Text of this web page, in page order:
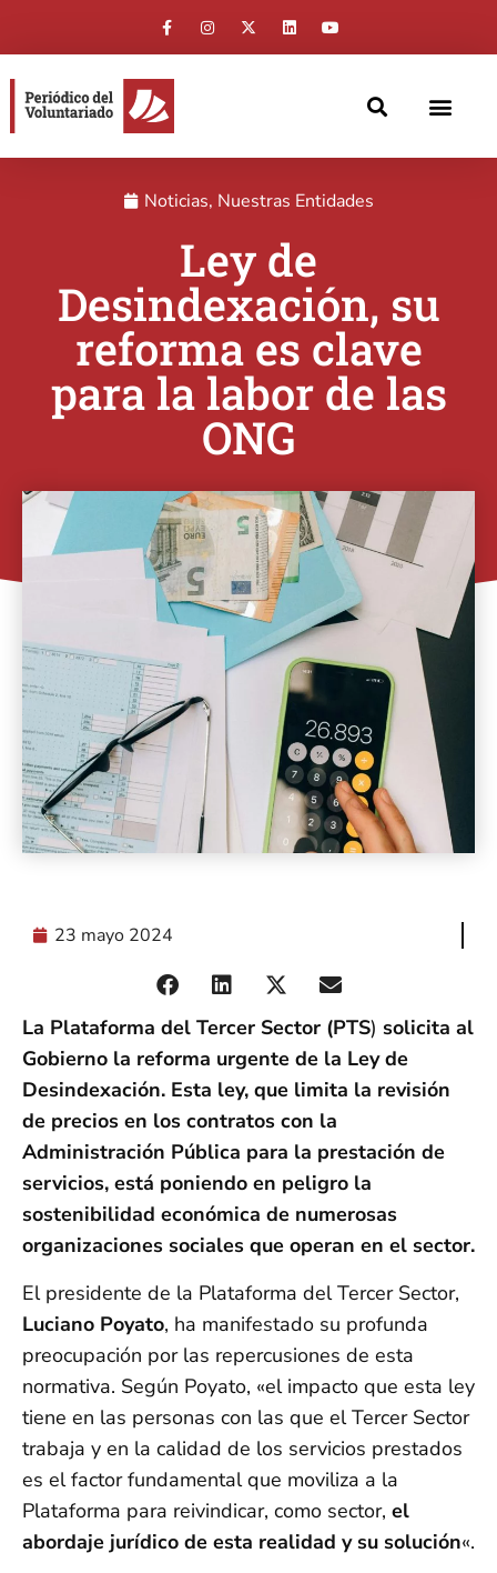
Noticias, Nuestras Entidades
Ley de
Desindexación, su
reforma es clave
para la labor de las
ONG
23 mayo 2024
La Plataforma del Tercer Sector (PTS) solicita al
Gobierno la reforma urgente de la Ley de
Desindexación. Esta ley, que limita la revisión
de precios en los contratos con la
Administración Pública para la prestación de
servicios, está poniendo en peligro la
sostenibilidad económica de numerosas
organizaciones sociales que operan en el sector.
El presidente de la Plataforma del Tercer Sector,
Luciano Poyato, ha manifestado su profunda
preocupación por las repercusiones de esta
normativa. Según Poyato, «el impacto que esta ley
tiene en las personas con las que el Tercer Sector
trabaja y en la calidad de los servicios prestados
es el factor fundamental que moviliza a la
Plataforma para reivindicar, como sector, el
abordaje jurídico de esta realidad y su solución«.